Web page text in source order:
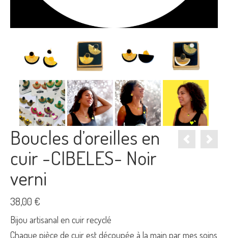
Boucles d’oreilles en
cuir -CIBELES- Noir
verni
38,00 €
Bijou artisanal en cuir recyclé
Chaque pièce de cuir est découpée à la main par mes soins